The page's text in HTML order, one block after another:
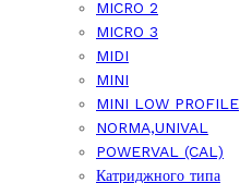
MICRO 2
MICRO 3
MIDI
MINI
MINI LOW PROFILE
NORMA,UNIVAL
POWERVAL (CAL)
Катриджного типа